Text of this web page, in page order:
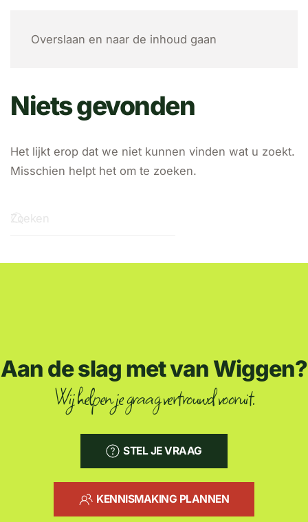
Overslaan en naar de inhoud gaan
Niets gevonden
Het lijkt erop dat we niet kunnen vinden wat u zoekt.
Misschien helpt het om te zoeken.
Aan de slag met van Wiggen?
Wij helpen je graag vertrouwd vooruit.
STEL JE VRAAG
KENNISMAKING PLANNEN